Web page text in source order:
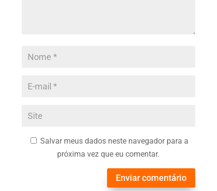
Salvar meus dados neste navegador para a
próxima vez que eu comentar.
Enviar comentário